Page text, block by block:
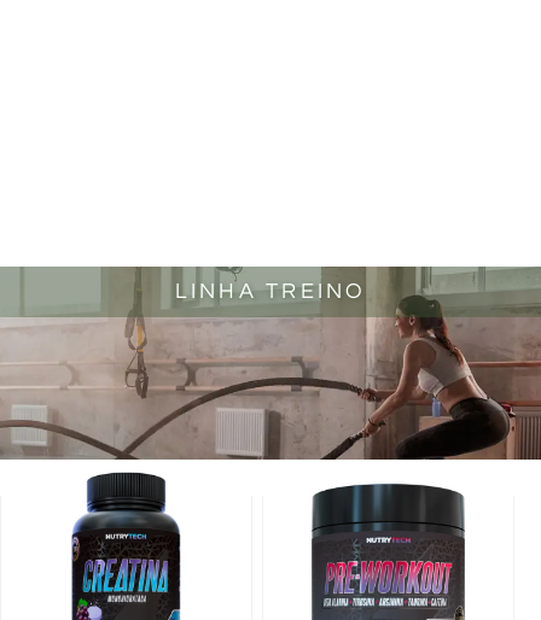
LINHA TREINO